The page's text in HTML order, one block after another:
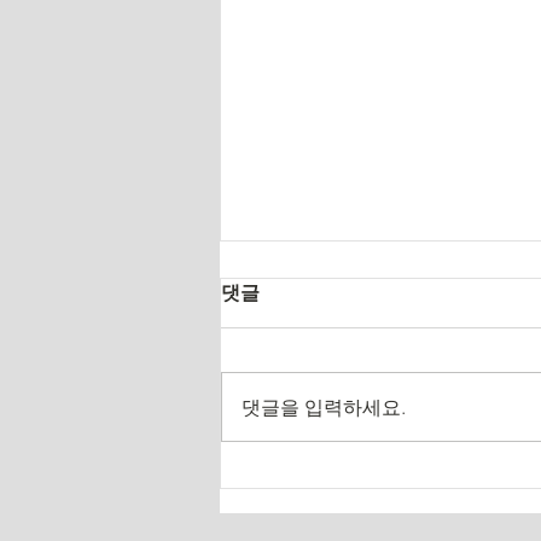
2026.4.30 체육대회
댓글
댓글을 입력하세요.